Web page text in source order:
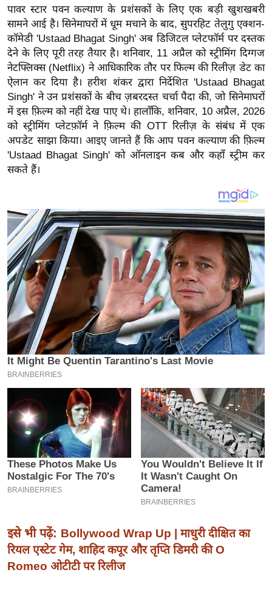
वि
शे
ष
ज्ञ
रा
य
ब
ज
ट
खे
के
ट
I
P
L
2
0
2
6
क्रा
इ
म
ई
-
पे
प
र
ल
बे
पावर स्टार पवन कल्याण के प्रशंसकों के लिए एक बड़ी खुशखबरी
सामने आई है। सिनेमाघरों में धूम मचाने के बाद, सुपरहिट तेलुगु एक्शन-
कॉमेडी 'Ustaad Bhagat Singh' अब डिजिटल प्लेटफॉर्म पर दस्तक
देने के लिए पूरी तरह तैयार है। शनिवार, 11 अप्रैल को स्ट्रीमिंग दिग्गज
नेटफ्लिक्स (Netflix) ने आधिकारिक तौर पर फिल्म की रिलीज़ डेट का
ऐलान कर दिया है। हरीश शंकर द्वारा निर्देशित 'Ustaad Bhagat
Singh' ने उन प्रशंसकों के बीच ज़बरदस्त चर्चा पैदा की, जो सिनेमाघरों
में इस फ़िल्म को नहीं देख पाए थे। हालाँकि, शनिवार, 10 अप्रैल, 2026
को स्ट्रीमिंग प्लेटफ़ॉर्म ने फ़िल्म की OTT रिलीज़ के संबंध में एक
अपडेट साझा किया। आइए जानते हैं कि आप पवन कल्याण की फ़िल्म
'Ustaad Bhagat Singh' को ऑनलाइन कब और कहाँ स्ट्रीम कर
सकते हैं।
इसे भी पढ़ें: Bollywood Wrap Up | माधुरी दीक्षित का
रियल एस्टेट गेम, शाहिद कपूर और तृप्ति डिमरी की O
Romeo ओटीटी पर रिलीज